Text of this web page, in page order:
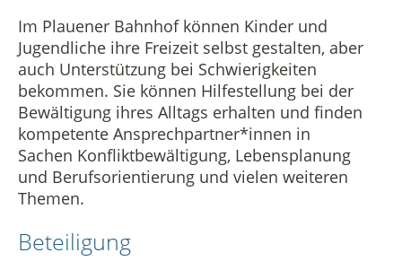
Im Plauener Bahnhof können Kinder und
Jugendliche ihre Freizeit selbst gestalten, aber
auch Unterstützung bei Schwierigkeiten
bekommen. Sie können Hilfestellung bei der
Bewältigung ihres Alltags erhalten und finden
kompetente Ansprechpartner*innen in
Sachen Konfliktbewältigung, Lebensplanung
und Berufsorientierung und vielen weiteren
Themen.
Beteiligung